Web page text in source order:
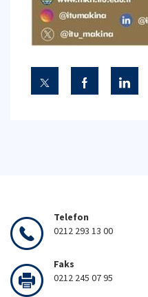
Telefon
0212 293 13 00
Faks
0212 245 07 95